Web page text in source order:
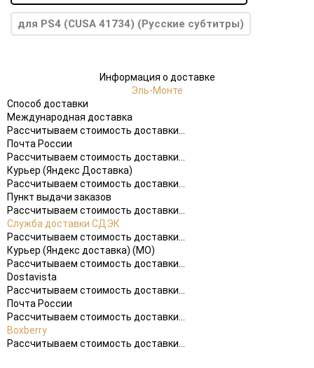
для PS4 (CUSA 41734) (Русские субтитры)
Информация о доставке
Эль-Монте
Способ доставки
Международная доставка
Рассчитываем стоимость доставки...
Почта России
Рассчитываем стоимость доставки...
Курьер (Яндекс Доставка)
Рассчитываем стоимость доставки...
Пункт выдачи заказов
Рассчитываем стоимость доставки...
Служба доставки СДЭК
Рассчитываем стоимость доставки...
Курьер (Яндекс доставка) (МО)
Рассчитываем стоимость доставки...
Dostavista
Рассчитываем стоимость доставки...
Почта России
Рассчитываем стоимость доставки...
Boxberry
Рассчитываем стоимость доставки...